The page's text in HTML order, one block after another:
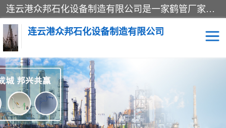
连云港众邦石化设备制造有限公司是一家鹤管厂家主营：鹤管、装车鹤管等，是致力于石油、石化等流体装卸设备(主要产品如鹤管、输油臂、脱缆钩等)的咨询、设计、制造、检测、安装指导、系统调试、维修维护等业务的公司。
连云港众邦石化设备制造有限公司
鹤管 顶部装卸鹤管
底部装卸鹤管 LNG低温鹤管